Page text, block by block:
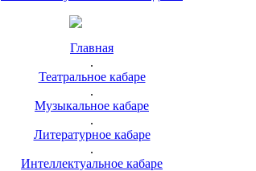
Главная
.
Театральное кабаре
.
Музыкальное кабаре
.
Литературное кабаре
.
Интеллектуальное кабаре